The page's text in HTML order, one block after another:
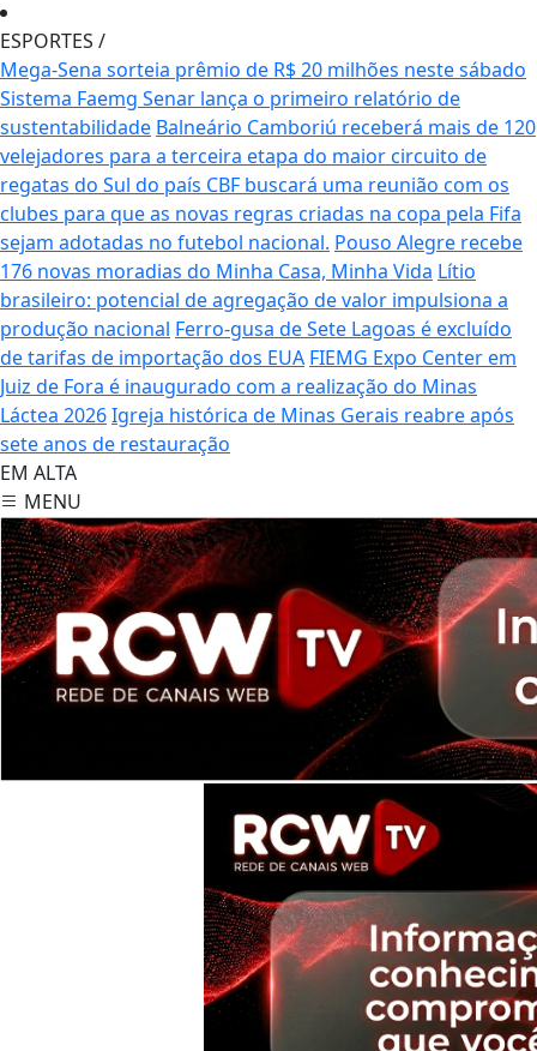
ESPORTES /
Mega-Sena sorteia prêmio de R$ 20 milhões neste sábado
Sistema Faemg Senar lança o primeiro relatório de
sustentabilidade Balneário Camboriú receberá mais de 120
velejadores para a terceira etapa do maior circuito de
regatas do Sul do país CBF buscará uma reunião com os
clubes para que as novas regras criadas na copa pela Fifa
sejam adotadas no futebol nacional. Pouso Alegre recebe
176 novas moradias do Minha Casa, Minha Vida Lítio
brasileiro: potencial de agregação de valor impulsiona a
produção nacional Ferro-gusa de Sete Lagoas é excluído
de tarifas de importação dos EUA FIEMG Expo Center em
Juiz de Fora é inaugurado com a realização do Minas
Láctea 2026Igreja histórica de Minas Gerais reabre após
sete anos de restauração
EM ALTA
MENU